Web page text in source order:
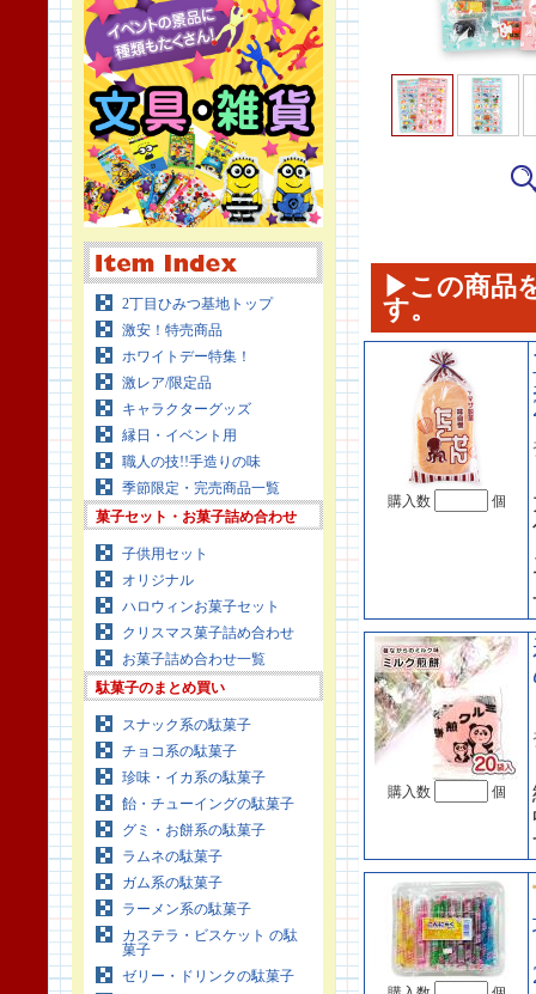
2丁目ひみつ基地トップ
激安！特売商品
ホワイトデー特集！
激レア/限定品
キャラクターグッズ
縁日・イベント用
職人の技!!手造りの味
季節限定・完売商品一覧
菓子セット・お菓子詰め合わせ
子供用セット
オリジナル
ハロウィンお菓子セット
クリスマス菓子詰め合わせ
お菓子詰め合わせ一覧
駄菓子のまとめ買い
スナック系の駄菓子
チョコ系の駄菓子
珍味・イカ系の駄菓子
飴・チューイングの駄菓子
グミ・お餅系の駄菓子
ラムネの駄菓子
ガム系の駄菓子
ラーメン系の駄菓子
カステラ・ビスケット の駄
菓子
ゼリー・ドリンクの駄菓子
▶この商品
す。
購入数 個
購入数 個